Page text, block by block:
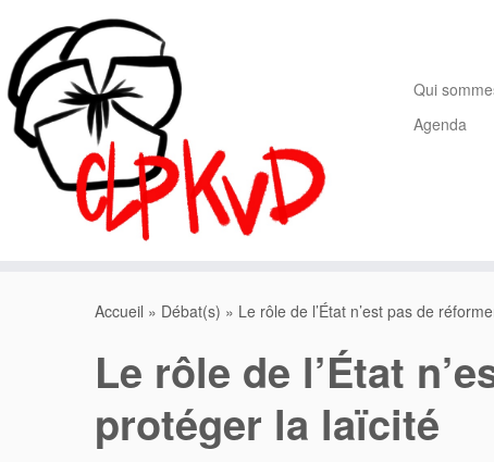
contenu
Qui
Agenda
Accueil » Débat(s) » Le rôle de l’État n’est pas de
Le rôle de l’État
protéger la laïcité